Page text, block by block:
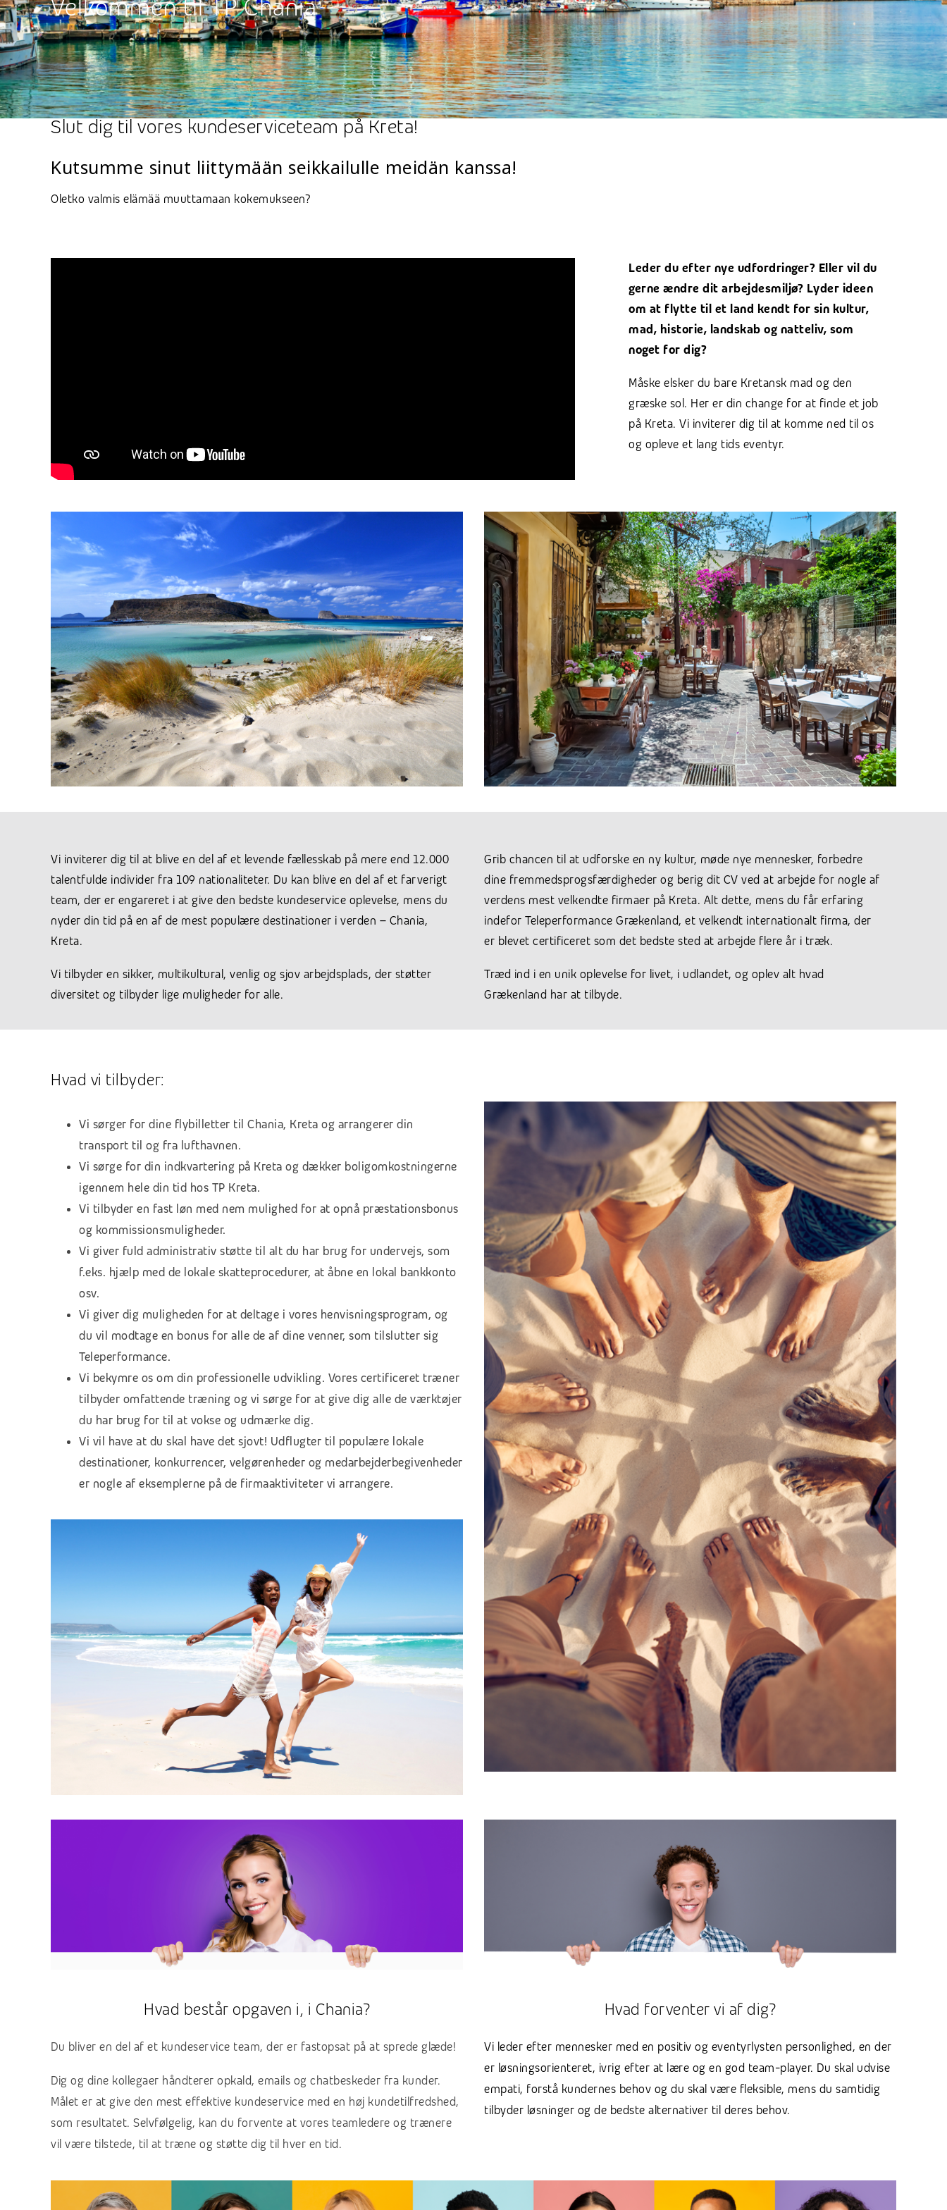
Velkommen til TP Chania
Slut dig til vores kundeserviceteam på Kreta!
Kutsumme sinut liittymään seikkailulle meidän kanssa!
Oletko valmis elämää muuttamaan kokemukseen?
Leder du efter nye udfordringer? Eller vil du
gerne ændre dit arbejdesmiljø? Lyder ideen
om at flytte til et land kendt for sin kultur,
mad, historie, landskab og natteliv, som
noget for dig?
Måske elsker du bare Kretansk mad og den
græske sol. Her er din change for at finde et job
på Kreta. Vi inviterer dig til at komme ned til os
og opleve et lang tids eventyr.
Vi inviterer dig til at blive en del af et levende fællesskab på mere end 12.000
talentfulde individer fra 109 nationaliteter. Du kan blive en del af et farverigt
team, der er engareret i at give den bedste kundeservice oplevelse, mens du
nyder din tid på en af de mest populære destinationer i verden – Chania,
Kreta.
Vi tilbyder en sikker, multikultural, venlig og sjov arbejdsplads, der støtter
diversitet og tilbyder lige muligheder for alle.
Grib chancen til at udforske en ny kultur, møde nye mennesker, forbedre
dine fremmedsprogsfærdigheder og berig dit CV ved at arbejde for nogle af
verdens mest velkendte firmaer på Kreta. Alt dette, mens du får erfaring
indefor Teleperformance Grækenland, et velkendt internationalt firma, der
er blevet certificeret som det bedste sted at arbejde flere år i træk.
Træd ind i en unik oplevelse for livet, i udlandet, og oplev alt hvad
Grækenland har at tilbyde.
Hvad vi tilbyder:
Vi sørger for dine flybilletter til Chania, Kreta og arrangerer din
transport til og fra lufthavnen.
Vi sørge for din indkvartering på Kreta og dækker boligomkostningerne
igennem hele din tid hos TP Kreta.
Vi tilbyder en fast løn med nem mulighed for at opnå præstationsbonus
og kommissionsmuligheder.
Vi giver fuld administrativ støtte til alt du har brug for undervejs, som
f.eks. hjælp med de lokale skatteprocedurer, at åbne en lokal bankkonto
osv.
Vi giver dig muligheden for at deltage i vores henvisningsprogram, og
du vil modtage en bonus for alle de af dine venner, som tilslutter sig
Teleperformance.
Vi bekymre os om din professionelle udvikling. Vores certificeret træner
tilbyder omfattende træning og vi sørge for at give dig alle de værktøjer
du har brug for til at vokse og udmærke dig.
Vi vil have at du skal have det sjovt! Udflugter til populære lokale
destinationer, konkurrencer, velgørenheder og medarbejderbegivenheder
er nogle af eksemplerne på de firmaaktiviteter vi arrangere.
Hvad består opgaven i, i Chania?
Du bliver en del af et kundeservice team, der er fastopsat på at sprede glæde!
Dig og dine kollegaer håndterer opkald, emails og chatbeskeder fra kunder.
Målet er at give den mest effektive kundeservice med en høj kundetilfredshed,
som resultatet. Selvfølgelig, kan du forvente at vores teamledere og trænere
vil være tilstede, til at træne og støtte dig til hver en tid.
Hvad forventer vi af dig?
Vi leder efter mennesker med en positiv og eventyrlysten personlighed, en der
er løsningsorienteret, ivrig efter at lære og en god team-player. Du skal udvise
empati, forstå kundernes behov og du skal være fleksible, mens du samtidig
tilbyder løsninger og de bedste alternativer til deres behov.